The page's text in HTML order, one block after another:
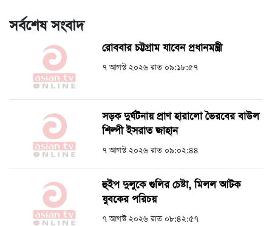
সর্বশেষ সংবাদ
রোববার চট্টগ্রাম যাবেন প্রধানমন্ত্রী
৭ আগস্ট ২০২৬ রাত ০৯:১৮:৫৭
সড়ক দুর্ঘটনায় প্রাণ হারালো ভৈরবের বাউল
শিল্পী ইসরাত জাহান
৭ আগস্ট ২০২৬ রাত ০৯:০২:৪৪
হুইপ দুলুকে গুলির চেষ্টা, ‍মিলল আটক
যুবকের পরিচয়
৭ আগস্ট ২০২৬ রাত ০৮:৪২:৫৭